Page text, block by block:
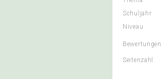
Schuljahr
Niveau
Bewertungen
Seitenzahl